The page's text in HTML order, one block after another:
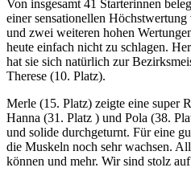
Von insgesamt 41 Starterinnen
einer sensationellen
und zwei weiteren hohen
heute einfach nicht zu schlagen.
hat sie sich natürlich zur
Therese (10. Platz).
Merle (15. Platz) zeigte eine super
Hanna (31. Platz ) und Pola (38.
und solide durchgeturnt. Für eine
die Muskeln noch sehr wachsen.
können und mehr. Wir sind stolz